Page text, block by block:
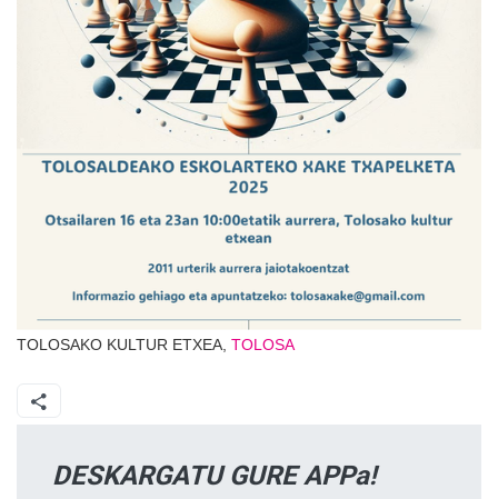
TOLOSAKO KULTUR ETXEA, TOLOSA
DESKARGATU GURE APPa!